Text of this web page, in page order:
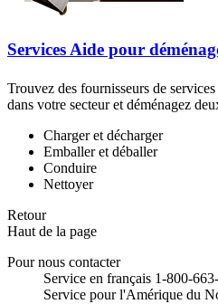
Services Aide pour
Trouvez des fournisseurs de
dans votre secteur et déménagez
Charger et décharger
Emballer et déballer
Conduire
Nettoyer
Retour
Haut de la page
Pour nous contacter
Service en français 1-800-
Service pour l'Amérique du